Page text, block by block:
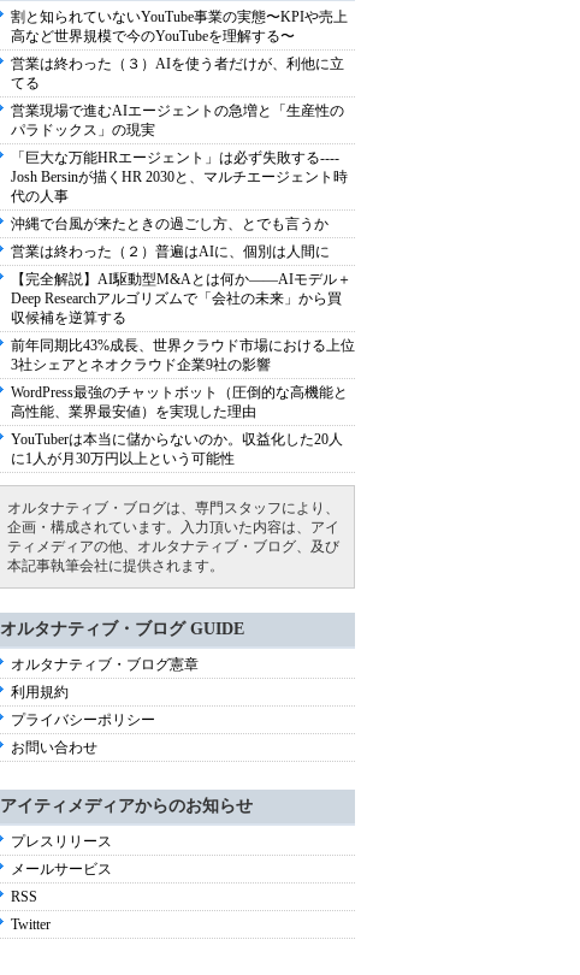
割と知られていないYouTube事業の実態〜KPIや売上
高など世界規模で今のYouTubeを理解する〜
営業は終わった（３）AIを使う者だけが、利他に立
てる
営業現場で進むAIエージェントの急増と「生産性の
パラドックス」の現実
「巨大な万能HRエージェント」は必ず失敗する----
Josh Bersinが描くHR 2030と、マルチエージェント時
代の人事
沖縄で台風が来たときの過ごし方、とでも言うか
営業は終わった（２）普遍はAIに、個別は人間に
【完全解説】AI駆動型M&Aとは何か――AIモデル＋
Deep Researchアルゴリズムで「会社の未来」から買
収候補を逆算する
前年同期比43%成長、世界クラウド市場における上位
3社シェアとネオクラウド企業9社の影響
WordPress最強のチャットボット（圧倒的な高機能と
高性能、業界最安値）を実現した理由
YouTuberは本当に儲からないのか。収益化した20人
に1人が月30万円以上という可能性
オルタナティブ・ブログは、専門スタッフにより、
企画・構成されています。入力頂いた内容は、アイ
ティメディアの他、オルタナティブ・ブログ、及び
本記事執筆会社に提供されます。
オルタナティブ・ブログ GUIDE
オルタナティブ・ブログ憲章
利用規約
プライバシーポリシー
お問い合わせ
アイティメディアからのお知らせ
プレスリリース
メールサービス
RSS
Twitter